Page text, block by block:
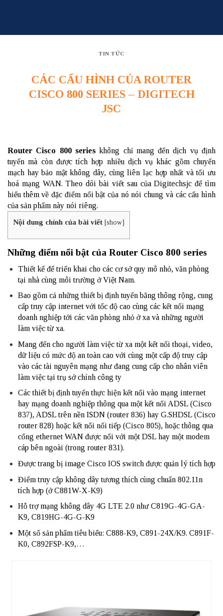
TIN TỨC
CÁC CẤU HÌNH CỦA ROUTER
CISCO 800 SERIES – DIGITECH
JSC
Router Cisco 800 serieskhông chỉ mang đến dịch vụ định
tuyến mà còn được tích hợp nhiều dịch vụ khác gồm chuyển
mạch hay bảo mật không dây, cùng liên lạc hợp nhất và tối ưu
hoá mạng WAN. Theo dõi bài viết sau của Digitechsjc để tìm
hiểu thêm về đặc điểm nổi bật của nó nói chung và các cấu hình
của sản phẩm này nói riêng.
Nội dung chính của bài viết [show]
Những điểm nổi bật của Router Cisco 800 series
Thiết kế để triển khai cho các cơ sở quy mô nhỏ, văn phòng
tại nhà cùng môi trường ở Việt Nam.
Bao gồm cả những thiết bị định tuyến băng thông rộng, cung
cấp truy cập internet với tốc độ cao cùng các kết nối mạng
doanh nghiệp tới các văn phòng nhỏ ở xa và những người
làm việc từ xa.
Mang đến cho người làm việc từ xa một kết nối thoại, video,
dữ liệu có mức độ an toàn cao với cùng một cấp độ truy cập
vào các tài nguyên mạng như đang cung cấp cho nhân viên
làm việc tại trụ sở chính công ty
Các thiết bị định tuyến thực hiện kết nối vào mạng internet
hay mạng doanh nghiệp thông qua một kết nối ADSL (Cisco
837), ADSL trên nền ISDN (router836) hay G.SHDSL (Cisco
router 828) hoặc kết nối nối tiếp (Cisco 805), hoặc thông qua
cổng ethernet WAN được nối với một DSL hay một modem
cáp bên ngoài (trong router 831).
Được trang bị image Cisco IOS switch được quản lý tích hợp
Điểm truy cập không dây tương thích cùng chuẩn 802.11n
tích hợp (ở C881W-X-K9)
Hỗ trợ mạng không dây 4G LTE 2.0 như C819G-4G-GA-
K9, C819HG-4G-G-K9
Một số sản phẩm tiêu biểu: C888-K9, C891-24X/K9. C891F-
K0, C892FSP-K9,…